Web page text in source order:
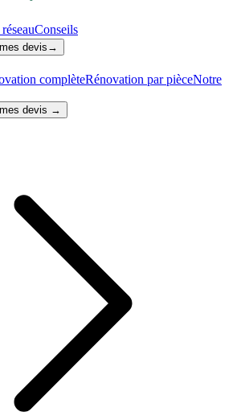
Conseils
devis →
complèteRénovation par pièceNotre
devis →